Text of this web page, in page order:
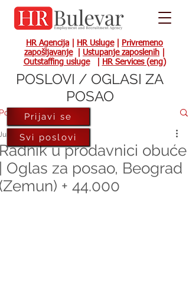
HR Agencija HR Usluge|
Privremeno
zapošljavanje| Ustupanje zaposlenih
Outstaffing usluge| HR Services (eng)
u prodavnici obuće
Oglas za posao, Beograd
+ 44.000
27, 2023
Prijavi se
Svi poslovi
POSLOVI / OGLASI ZA
POSAO